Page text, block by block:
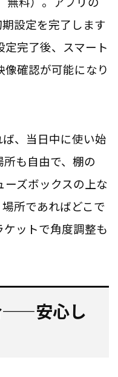
設定を完了します
定完了後、スマート
確認が可能になり
、当日中に使い始
も自由で、棚の
ーズボックスの上な
所であればどこで
ットで角度調整も
——安心し